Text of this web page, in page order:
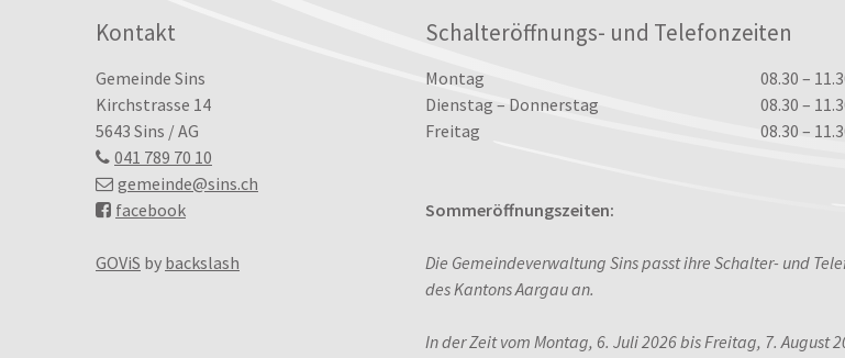
Kontakt
Gemeinde Sins
Kirchstrasse 14
5643 Sins / AG
041 789 70 10
gemeinde@sins.ch
facebook
GOViS by backslash
Schalteröffnungs- und Telefonzeiten
TagÖffnungszeiten
Montag
08.30 –
Dienstag – Donnerstag
08.30 –
Freitag
08.30 –
Sommeröffnungszeiten:
Die Gemeindeverwaltung Sins passt ihre Schalter- und
des Kantons Aargau an.
In der Zeit vom Montag, 6. Juli 2026 bis Freitag, 7. August